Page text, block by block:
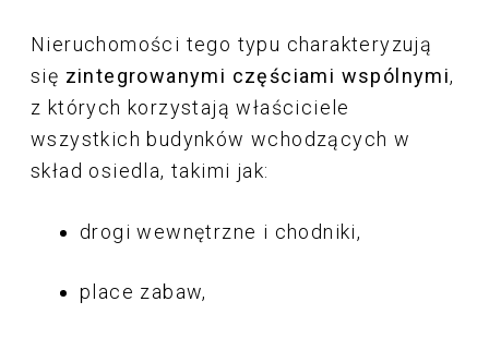
Nieruchomości tego typu charakteryzują
się zintegrowanymi częściami wspólnymi,
z których korzystają właściciele
wszystkich budynków wchodzących w
skład osiedla, takimi jak:
drogi wewnętrzne i chodniki,
place zabaw,